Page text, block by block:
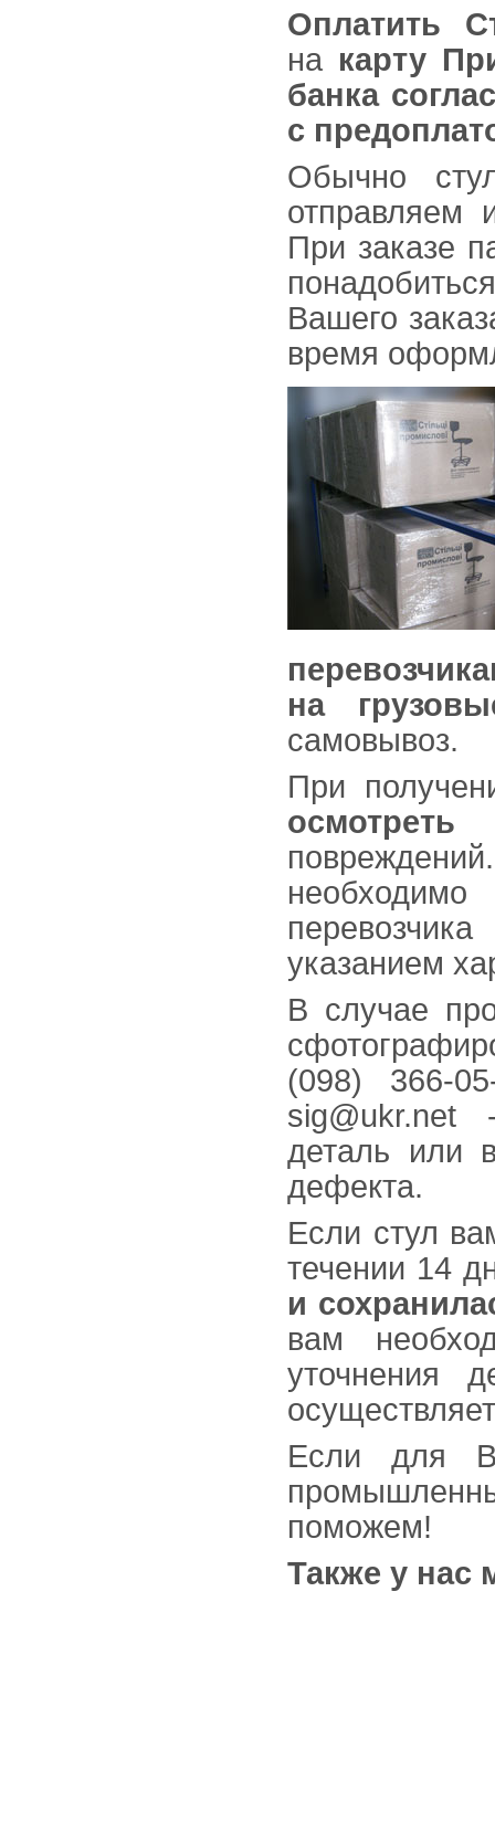
Оплатить
на карту
банка
с
Обычно
отправляем
При заказе
Вашего
время
на
самовывоз.
При
осмотреть
указанием
В случае
(098) 366-
деталь или
дефекта.
Если стул
течении 14
и
вам
уточнения
Если для
поможем!
Также у нас